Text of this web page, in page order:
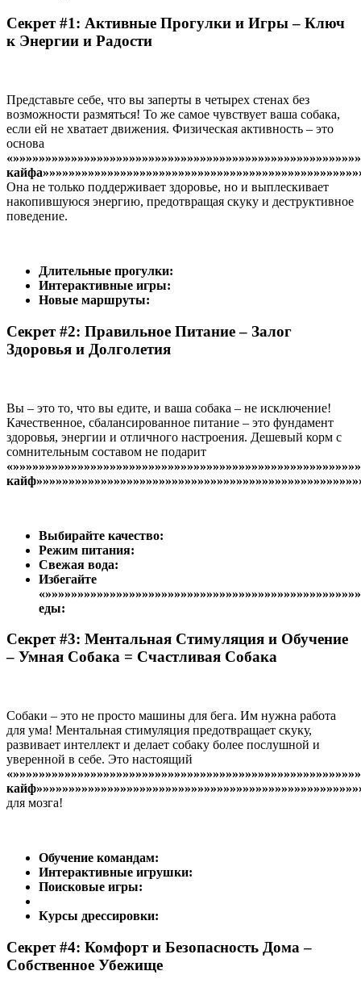
Секрет #1: Активные Прогулки и Игры – Ключ
к Энергии и Радости
Представьте себе, что вы заперты в четырех стенах без
возможности размяться! То же самое чувствует ваша собака,
если ей не хватает движения. Физическая активность – это
основа
Она не только поддерживает здоровье, но и выплескивает
накопившуюся энергию, предотвращая скуку и деструктивное
поведение.
Длительные прогулки:
Интерактивные игры:
Новые маршруты:
Секрет #2: Правильное Питание – Залог
Здоровья и Долголетия
Вы – это то, что вы едите, и ваша собака – не исключение!
Качественное, сбалансированное питание – это фундамент
здоровья, энергии и отличного настроения. Дешевый корм с
сомнительным составом не подарит
Выбирайте качество:
Режим питания:
Свежая вода:
Избегайте
еды:
Секрет #3: Ментальная Стимуляция и Обучение
– Умная Собака = Счастливая Собака
Собаки – это не просто машины для бега. Им нужна работа
для ума! Ментальная стимуляция предотвращает скуку,
развивает интеллект и делает собаку более послушной и
уверенной в себе. Это настоящий
для мозга!
Обучение командам:
Интерактивные игрушки:
Поисковые игры:
Курсы дрессировки:
Секрет #4: Комфорт и Безопасность Дома –
Собственное Убежище